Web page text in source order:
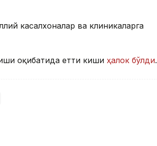
касалхоналар ва клиникаларга
оқибатида етти киши ҳалок бўлди.